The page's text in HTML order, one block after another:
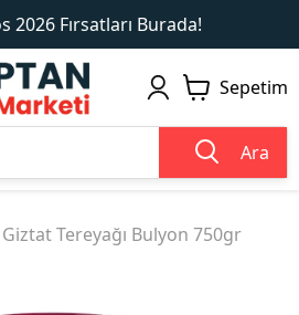
2026 Fırsatları Burada!
1 2
Sepetim
Ara
Giztat Tereyağı Bulyon 750gr